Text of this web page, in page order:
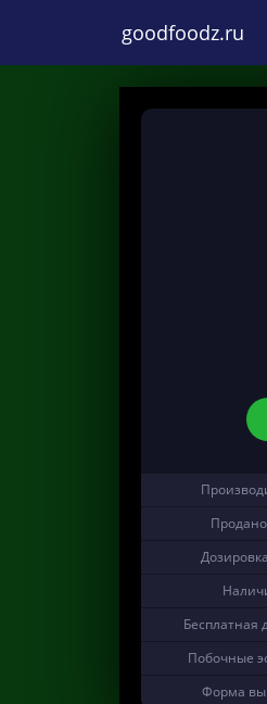
goodfoodz.ru
Бесплатная
Побочные
Форма